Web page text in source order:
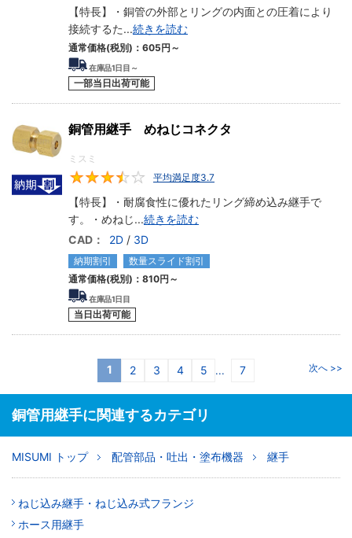
【特長】・銅管の外部とリングの内面との圧着により
接続するた...続きを読む
通常価格(税別)： 605円 ～
在庫品1日目～
一部当日出荷可能
銅管用継手 めねじコネクタ
ミスミ
平均満足度3.7
【特長】・耐腐食性に優れたリング締め込み継手で
す。・めねじ...続きを読む
CAD：
2D / 3D
納期割引
数量スライド割引
通常価格(税別)： 810円 ～
在庫品1日目
当日出荷可能
1 2 3 4 5 ... 7 次へ >>
銅管用継手に関連するカテゴリ
MISUMI トップ 配管部品・吐出・塗布機器 継手
ねじ込み継手・ねじ込み式フランジ
ホース用継手